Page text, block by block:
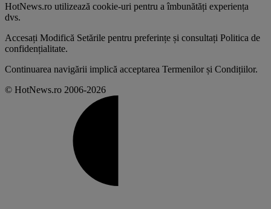
HotNews.ro utilizează cookie-uri pentru a îmbunătăți experiența
dvs.
Accesați Modifică Setările pentru preferințe și consultați Politica de
confidențialitate.
Continuarea navigării implică acceptarea Termenilor și Condițiilor.
© HotNews.ro 2006-2026